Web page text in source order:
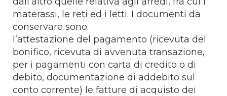
materassi, le reti ed i letti. I documenti da
conservare sono:
l’attestazione del pagamento (ricevuta del
bonifico, ricevuta di avvenuta transazione,
per i pagamenti con carta di credito o di
debito, documentazione di addebito sul
conto corrente) le fatture di acquisto dei